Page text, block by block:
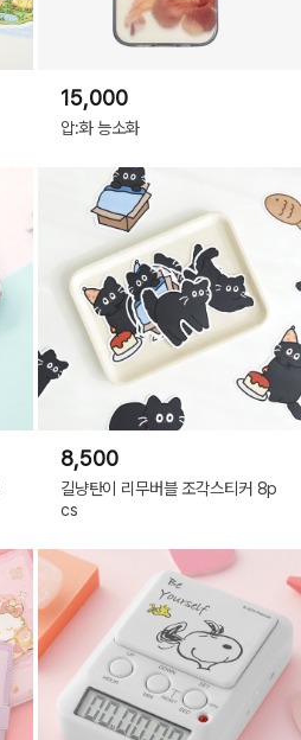
15,000
압:화 능소화
8,500
길냥탄이 리무버블 조각스티커 8p
cs